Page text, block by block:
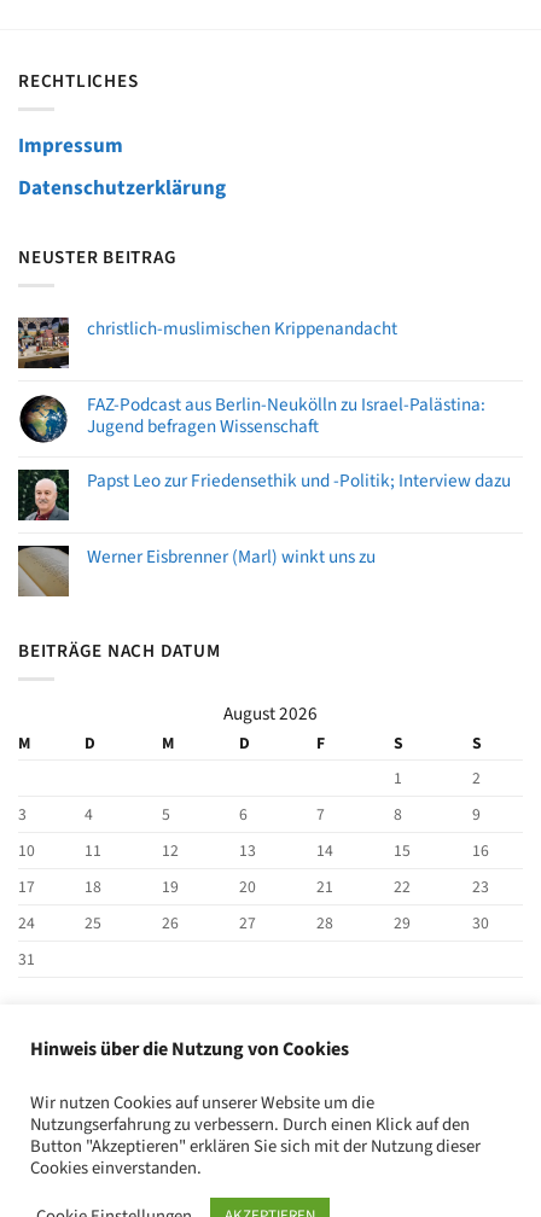
RECHTLICHES
Impressum
Datenschutzerklärung
NEUSTER BEITRAG
christlich-muslimischen Krippenandacht
FAZ-Podcast aus Berlin-Neukölln zu Israel-Palästina:
Jugend befragen Wissenschaft
Papst Leo zur Friedensethik und -Politik; Interview dazu
Werner Eisbrenner (Marl) winkt uns zu
BEITRÄGE NACH DATUM
August 2026
M D M D F S
S
1
2
3
4 5 6 7 8
9
10
11 12 13 14 15
16
17
18 19 20 21 22
23
24
25 26 27 28 29
30
31
Hinweis über die Nutzung von Cookies
Wir nutzen Cookies auf unserer Website um die
Nutzungserfahrung zu verbessern. Durch einen Klick auf den
Button "Akzeptieren" erklären Sie sich mit der Nutzung dieser
Cookies einverstanden.